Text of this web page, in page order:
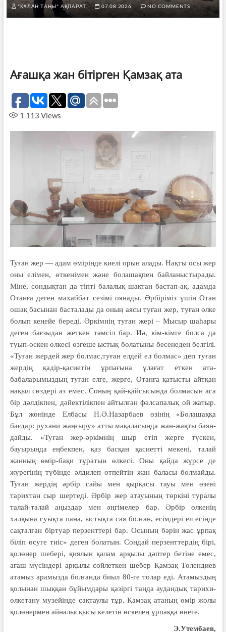
"ҚҰЛАН ТАҢЫ" АҚПАРАТ. 07.08.2026 NO COMMENTS
Ағашқа жан бітірген Қамзақ ата
1 113 Views
Туған жер — адам өмірінде киелі орын алады. Нақты осы жер
оны елімен, өткенімен және болашақпен байланыстырады.
Міне, сондықтан да тіпті балалық шақтан бастап-ақ, адамда
Отанға деген махаббат сезімі оянады. Әрбіріміз үшін Отан
ошақ басынан басталады да оның аясы туған жер, туған өлке
болып кеңейе береді. Әркімнің туған жері – Мысыр шаһары
деген бағзыдан жеткен тәмсіл бар. Иә, кім-кімге болса да
туып-өскен өлкесі өзгеше ыстық болатыны бесенеден белгілі.
«Туған жердей жер болмас,туған елдей ел болмас» деп туған
жердің қадір-қасиетін ұрпағына ұлағат еткен ата-
бабаларымыздың туған елге, жерге, Отанға қатысты айт­қан
нақыл сөздері аз емес. Соның қай-қайсысында болмасын аса
бір дәл­дікпен, дәйектілікпен айтылған фәлсапалық ой жатыр.
Бұл жөнінде Елбасы Н.Ә.Назарбаев өзінің «Болашаққа
бағдар: рухани жаңғыру» атты мақаласында жан-жақты баян­
дайды. «Туған жер-әркімнің шыр етіп жерге түскен,
бауырында еңбекпен, қаз басқан қасиетті мекені, талай
жанның өмір-бақи тұратын өлкесі. Оны қайда жүрсе де
жүрегінің түбінде әлдилеп өтпейтін жан баласы болмайды.
Туған жердің әрбір сайы мен қырқасы тауы мен өзені
тарихтан сыр шертеді. Әрбір жер атауының төркіні туралы
талай-талай аңыздар мен әңгімелер бар. Әрбір өлкенің
халқына суықта пана, ыстықта сая болған, есімдері ел есінде
сақталған біртуар перзенттері бар. Осының бәрін жас ұрпақ
біліп өсуге тиіс» деген бо­латын. Сондай перзенттердің бірі,
қол­өнер шебері, қиялын қалам арқы­лы дәптер бетіне емес,
ағаш мүсіндері арқылы сөйлеткен шебер Қамзақ Төлендиев
атамыз арамызда болғанда биыл 80-ге толар еді. Атамыздың
қо­лынан шыққан бұйымдары қазіргі таң­да аудандық тарихи-
өлкетану му­зейінде сақтаулы тұр. Қамзақ атаның өмір жолы
қолөнермен айналысқысы келетін өскелең ұрпаққа өнеге.
Э.Утембаев,